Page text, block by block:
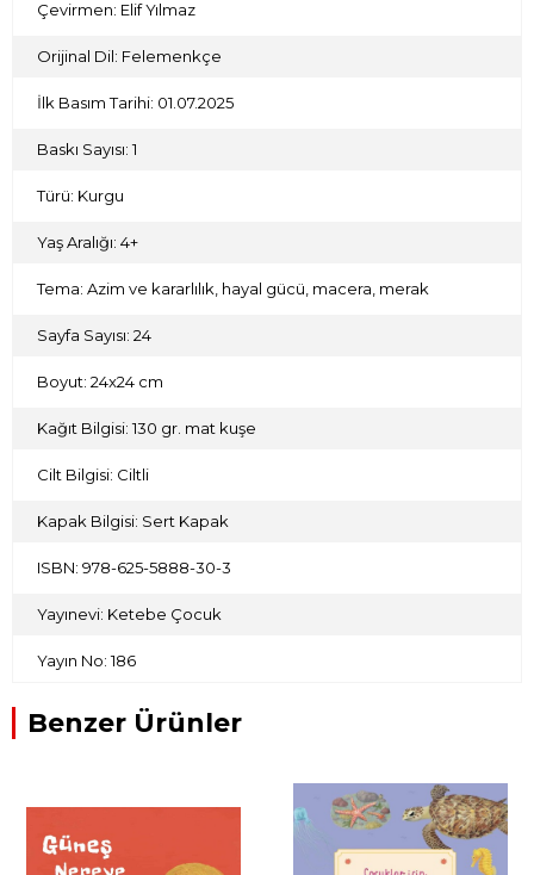
Çevirmen: Elif Yılmaz
Orijinal Dil: Felemenkçe
İlk Basım Tarihi: 01.07.2025
Baskı Sayısı: 1
Türü: Kurgu
Yaş Aralığı: 4+
Tema: Azim ve kararlılık, hayal gücü, macera, merak
Sayfa Sayısı: 24
Boyut: 24x24 cm
Kağıt Bilgisi: 130 gr. mat kuşe
Cilt Bilgisi: Ciltli
Kapak Bilgisi: Sert Kapak
ISBN: 978-625-5888-30-3
Yayınevi: Ketebe Çocuk
Yayın No: 186
Benzer Ürünler